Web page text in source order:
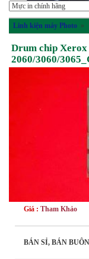
Linh kiện máy Photo »
Drum chip Xerox
2060/3060/
Giá : Tham Khảo
BÁN SỈ, BÁN